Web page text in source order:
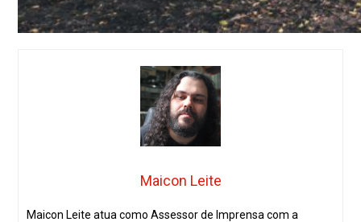
Maicon Leite
Maicon Leite atua como Assessor de Imprensa com a